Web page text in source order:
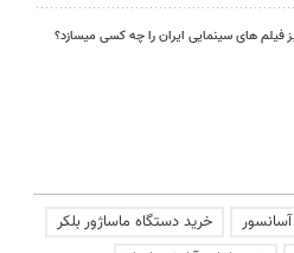
فیلم های سینمایی ایران را چه کسی میسازد؟
خرید دستگاه ماساژور بلکر